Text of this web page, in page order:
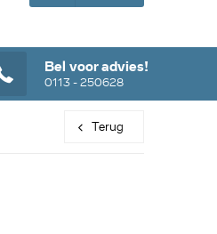
Bel voor advies!
0113 - 250628
Terug